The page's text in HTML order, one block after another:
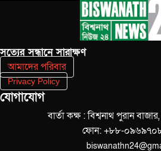
সত‌্যের সন্ধানে সারাক্ষণ
আমাদের পরিবার
Privacy Policy
যোগাযোগ
বার্তা কক্ষ : বিশ্বনাথ পুরান
ফোন: +৮৮-